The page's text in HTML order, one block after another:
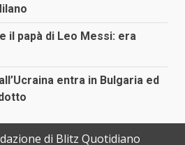
il papà di Leo Messi: era
entra in Bulgaria ed
di Blitz Quotidiano